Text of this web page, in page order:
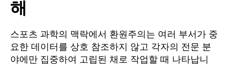
해
스포츠 과학의 맥락에서 환원주의는 여러 부서가 중
요한 데이터를 상호 참조하지 않고 각자의 전문 분
야에만 집중하여 고립된 채로 작업할 때 나타납니